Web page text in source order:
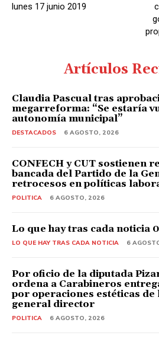
lunes 17 junio 2019
Artículos
Claudia Pascual tras
megarreforma: “Se estaría
autonomía municipal”
DESTACADOS 6 AGOSTO, 2026
CONFECH y CUT sostienen
bancada del Partido de la
retrocesos en políticas
POLITICA 6 AGOSTO, 2026
Lo que hay tras cada noticia
LO QUE HAY TRAS CADA NOTICIA 6
Por oficio de la diputada
ordena a Carabineros
por operaciones estéticas de
general director
POLITICA 6 AGOSTO, 2026